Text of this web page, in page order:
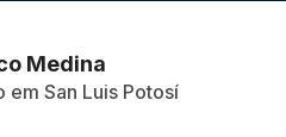
Medina
em San Luis Potosí